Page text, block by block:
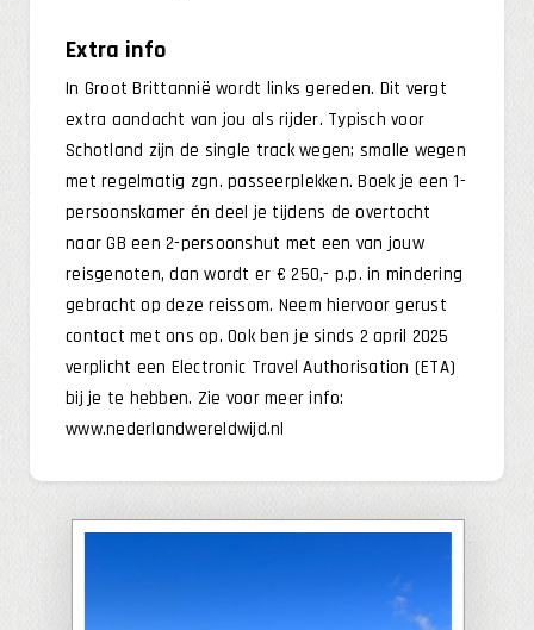
Extra info
In Groot Brittannië wordt links gereden. Dit vergt
extra aandacht van jou als rijder. Typisch voor
Schotland zijn de single track wegen; smalle wegen
met regelmatig zgn. passeerplekken. Boek je een 1-
persoonskamer én deel je tijdens de overtocht
naar GB een 2-persoonshut met een van jouw
reisgenoten, dan wordt er € 250,- p.p. in mindering
gebracht op deze reissom. Neem hiervoor gerust
contact met ons op. Ook ben je sinds 2 april 2025
verplicht een Electronic Travel Authorisation (ETA)
bij je te hebben. Zie voor meer info:
www.nederlandwereldwijd.nl